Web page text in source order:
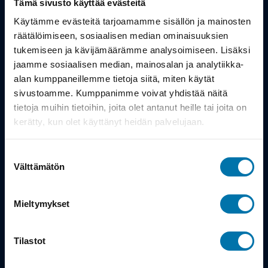
Tämä sivusto käyttää evästeitä
Käytämme evästeitä tarjoamamme sisällön ja mainosten
räätälöimiseen, sosiaalisen median ominaisuuksien
tukemiseen ja kävijämäärämme analysoimiseen. Lisäksi
jaamme sosiaalisen median, mainosalan ja analytiikka-
alan kumppaneillemme tietoja siitä, miten käytät
sivustoamme. Kumppanimme voivat yhdistää näitä
tietoja muihin tietoihin, joita olet antanut heille tai joita on
kerätty, kun olet käyttänyt heidän palvelujaan.
valinta
Välttämätön
Mieltymykset
Tilastot
Työsuhdepyörä
Info
Toimitus
Takuu ja palautukset
Maksutavat